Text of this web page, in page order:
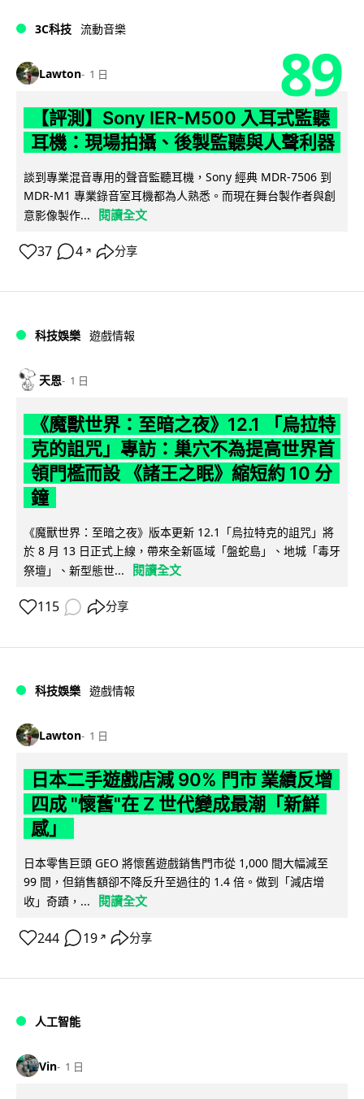
3C科技 流動音樂
Lawton 1 日 89
【評測】Sony IER-M500 入耳式監聽
耳機：現場拍攝、後製監聽與人聲利器
談到專業混音專用的聲音監聽耳機，Sony 經典 MDR-7506 到
MDR-M1 專業錄音室耳機都為人熟悉。而現在舞台製作者與創
意影像製作...
閱讀全文
37 4 ↗ 分享
科技娛樂 遊戲情報
天恩 1 日
《魔獸世界：至暗之夜》12.1 「烏拉特
克的詛咒」專訪：巢穴不為提高世界首
領門檻而設 《諸王之眠》縮短約 10 分
鐘
《魔獸世界：至暗之夜》版本更新 12.1「烏拉特克的詛咒」將
於 8 月 13 日正式上線，帶來全新區域「盤蛇島」、地城「毒牙
祭壇」、新型態世...
閱讀全文
115 分享
科技娛樂 遊戲情報
Lawton 1 日
日本二手遊戲店減 90% 門市 業績反增
四成 "懷舊"在 Z 世代變成最潮「新鮮
感」
日本零售巨頭 GEO 將懷舊遊戲銷售門市從 1,000 間大幅減至
99 間，但銷售額卻不降反升至過往的 1.4 倍。做到「減店增
收」奇蹟，...
閱讀全文
244 19 ↗ 分享
人工智能
Vin 1 日